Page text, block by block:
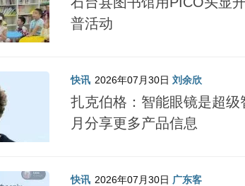
普活动
快讯 2026年07月30日 刘余欣
扎克伯格：智能眼镜是超
月分享更多产品信息
快讯 2026年07月30日 广东客